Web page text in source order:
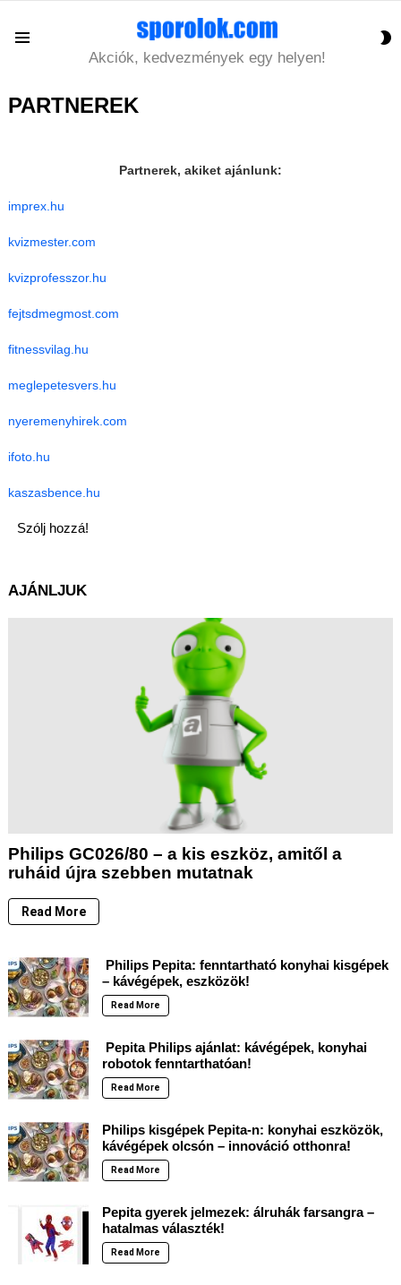
Akciók, kedvezmények egy helyen!
PARTNEREK
Partnerek, akiket ajánlunk:
imprex.hu
kvizmester.com
kvizprofesszor.hu
fejtsdmegmost.com
fitnessvilag.hu
meglepetesvers.hu
nyeremenyhirek.com
ifoto.hu
kaszasbence.hu
Szólj hozzá!
AJÁNLJUK
Philips GC026/80 – a kis eszköz, amitől a
ruháid újra szebben mutatnak
Read More
Philips Pepita: fenntartható konyhai kisgépek
– kávégépek, eszközök!
Read More
Pepita Philips ajánlat: kávégépek, konyhai
robotok fenntarthatóan!
Read More
Philips kisgépek Pepita-n: konyhai eszközök,
kávégépek olcsón – innováció otthonra!
Read More
Pepita gyerek jelmezek: álruhák farsangra –
hatalmas választék!
Read More